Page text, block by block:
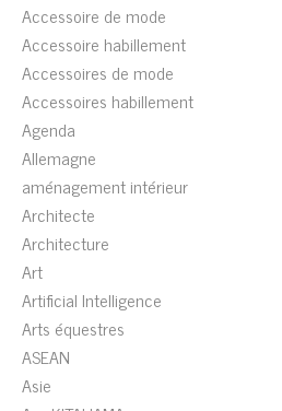
Accessoire de mode
Accessoire habillement
Accessoires de mode
Accessoires habillement
Agenda
Allemagne
aménagement intérieur
Architecte
Architecture
Art
Artificial Intelligence
Arts équestres
ASEAN
Asie